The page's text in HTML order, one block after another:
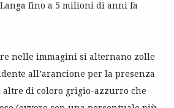
fino a 5 milioni di anni fa
nelle immagini si alternano zolle
all’arancione per la presenza
altre di coloro grigio-azzurro che